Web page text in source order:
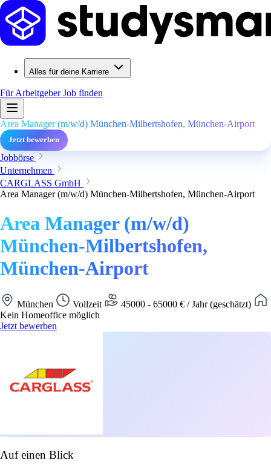
Alles für deine Karriere
Für ArbeitgeberJob finden
Area Manager (m/w/d) München-Milbertshofen, München-Airport
Jetzt bewerben
Jobbörse
Unternehmen
CARGLASS GmbH
Area Manager (m/w/d) München-Milbertshofen, München-Airport
Area Manager (m/w/d)
München-Milbertshofen,
München-Airport
München Vollzeit
45000 - 65000 € / Jahr (geschätzt)
Kein Homeoffice möglich
Jetzt bewerben
Auf einen Blick